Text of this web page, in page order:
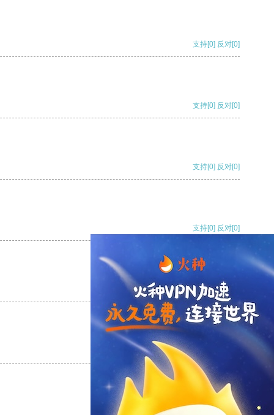
支持[0] 反对[0]
支持[0] 反对[0]
支持[0] 反对[0]
支持[0] 反对[0]
支持[0] 反对
支持
反对 [0]